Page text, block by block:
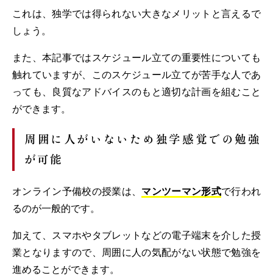
これは、独学では得られない大きなメリットと言えるで
しょう。
また、本記事ではスケジュール立ての重要性についても
触れていますが、このスケジュール立てが苦手な人であ
っても、良質なアドバイスのもと適切な計画を組むこと
ができます。
周囲に人がいないため独学感覚での勉強
が可能
オンライン予備校の授業は、 マンツーマン形式で行われ
るのが一般的です。
加えて、スマホやタブレットなどの電子端末を介した授
業となりますので、周囲に人の気配がない状態で勉強を
進めることができます。